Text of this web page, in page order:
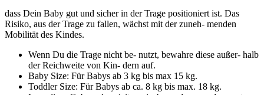
dass Dein Baby gut und sicher in der Trage positioniert ist. Das
Risiko, aus der Trage zu fallen, wächst mit der zuneh- menden
Mobilität des Kindes.
Wenn Du die Trage nicht be- nutzt, bewahre diese außer- halb
der Reichweite von Kin- dern auf.
Baby Size: Für Babys ab 3 kg bis max 15 kg.
Toddler Size: Für Babys ab ca. 8 kg bis max. 18 kg.